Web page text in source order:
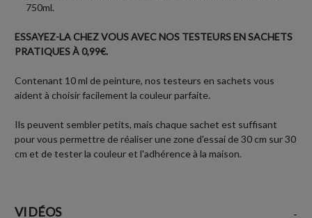
750ml.
ESSAYEZ-LA CHEZ VOUS AVEC NOS TESTEURS EN SACHETS
PRATIQUES À 0,99€.
Contenant 10 ml de peinture, nos testeurs en sachets vous
aident à choisir facilement la couleur parfaite.
Ils peuvent sembler petits, mais chaque sachet est suffisant
pour vous permettre de réaliser une zone d'essai de 30 cm sur 30
cm et de tester la couleur et l'adhérence à la maison.
VIDÉOS -